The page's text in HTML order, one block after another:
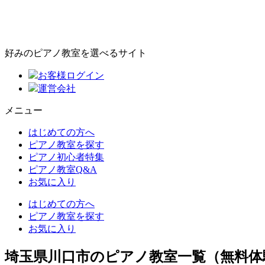
好みのピアノ教室を選べるサイト
お客様ログイン
運営会社
メニュー
はじめての方へ
ピアノ教室を探す
ピアノ初心者特集
ピアノ教室Q&A
お気に入り
はじめての方へ
ピアノ教室を探す
お気に入り
埼玉県川口市のピアノ教室一覧（無料